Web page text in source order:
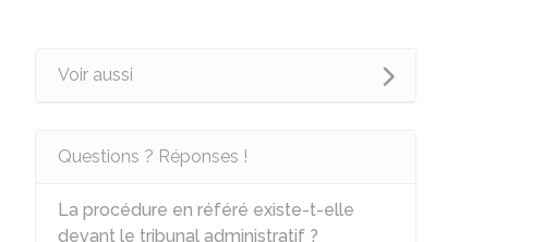
Voir aussi
Questions ? Réponses !
La procédure en référé existe-t-elle
devant le tribunal administratif ?